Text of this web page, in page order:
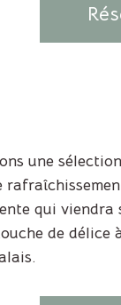
une
qui viendra
de